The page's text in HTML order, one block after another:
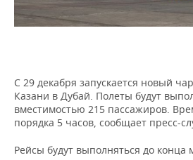
НЕФТЕХИМИЯ
ЭНЕРГЕТИКА
РОЗНИЧНАЯ ТОРГОВЛЯ
УСЛУГИ
НОВОСТИ ТЕХНОЛОГИЙ
МЕДИА
ТЕЛЕКОММУНИКАЦИИ
МЕРОПРИЯТИЯ
ВЫЕЗДНАЯ РЕДАКЦИЯ
БИЗНЕС-БРАНЧИ
ONLINE-КОНФЕРЕНЦИИ
НОВОСТИ СПОРТА
ФУТБОЛ
ХОККЕЙ
ОБЩЕСТВО
НОВОСТИ ОБЩЕСТВА
ВЛАСТЬ
ФОТОГАЛЕРЕЯ
СЮЖЕТЫ
С 29 декабря запускается новый
Казани в Дубай. Полеты будут
вместимостью 215 пассажиров.
порядка 5 часов, сообщает пресс-
Рейсы будут выполняться до конца